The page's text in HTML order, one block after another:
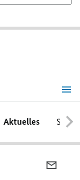
Aktuelles